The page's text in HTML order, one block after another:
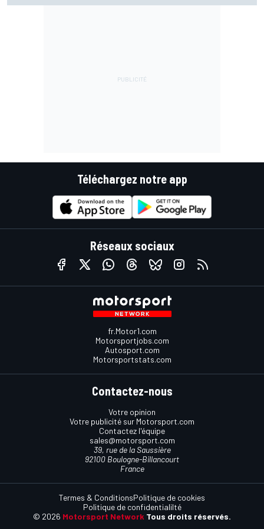
Téléchargez notre app
Réseaux sociaux
fr.Motor1.com
Motorsportjobs.com
Autosport.com
Motorsportstats.com
Contactez-nous
Votre opinion
Votre publicité sur Motorsport.com
Contactez l'équipe
sales@motorsport.com
39, rue de la Saussière
92100 Boulogne-Billancourt
France
© 2026 Motorsport Network Tous droits réservés.
Termes & ConditionsPolitique de cookies
Politique de confidentialilté